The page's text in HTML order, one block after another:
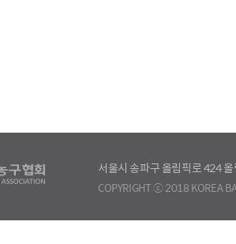
서울시 송파구 올림픽로 424
COPYRIGHT ⓒ 2018 KOREA